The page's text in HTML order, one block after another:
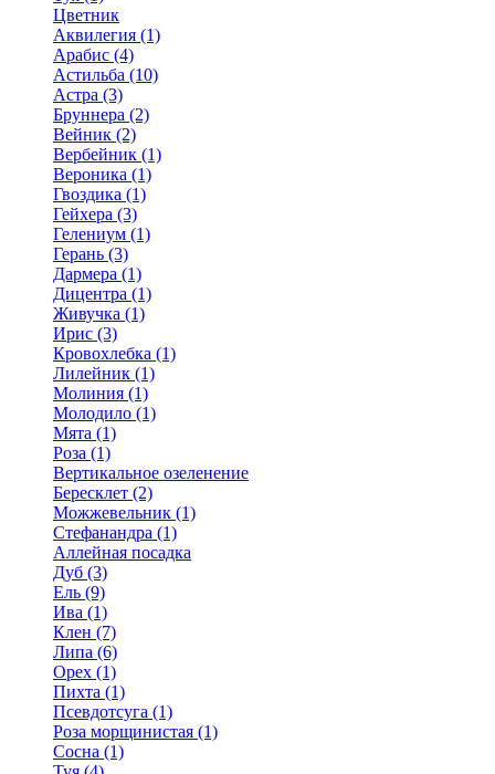
Цветник
Аквилегия (1)
Арабис (4)
Астильба (10)
Астра (3)
Бруннера (2)
Вейник (2)
Вербейник (1)
Вероника (1)
Гвоздика (1)
Гейхера (3)
Гелениум (1)
Герань (3)
Дармера (1)
Дицентра (1)
Живучка (1)
Ирис (3)
Кровохлебка (1)
Лилейник (1)
Молиния (1)
Молодило (1)
Мята (1)
Роза (1)
Вертикальное озеленение
Бересклет (2)
Можжевельник (1)
Стефанандра (1)
Аллейная посадка
Дуб (3)
Ель (9)
Ива (1)
Клен (7)
Липа (6)
Орех (1)
Пихта (1)
Псевдотсуга (1)
Роза морщинистая (1)
Сосна (1)